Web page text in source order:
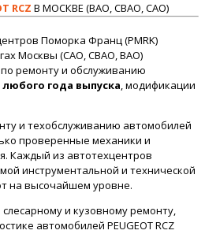
RCZ В МОСКВЕ (ВАО, СВАО, САО)
Поморка Франц (PMRK)
Москвы (САО, СВАО, ВАО)
ремонту и обслуживанию
любого года выпуска, модификации
и техобслуживанию автомобилей
проверенные механики и
Каждый из автотехцентров
инструментальной и технической
на высочайшем уровне.
и кузовному ремонту,
автомобилей PEUGEOT RCZ